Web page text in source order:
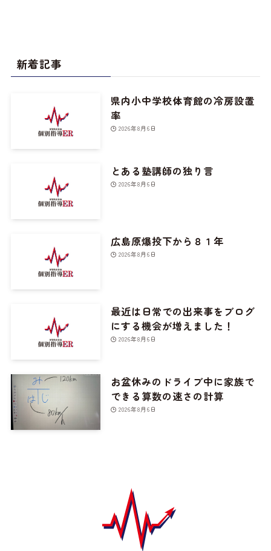
新着記事
県内小中学校体育館の冷房設置
率
2026年8月6日
とある塾講師の独り言
2026年8月6日
広島原爆投下から８１年
2026年8月6日
最近は日常での出来事をブログ
にする機会が増えました！
2026年8月6日
お盆休みのドライブ中に家族で
できる算数の速さの計算
2026年8月6日